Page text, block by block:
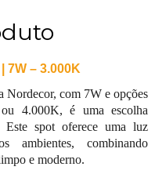
7W – 3.000K
com 7W e opções
4.000K, é uma escolha
Este spot oferece uma luz
ambientes, combinando
e moderno.